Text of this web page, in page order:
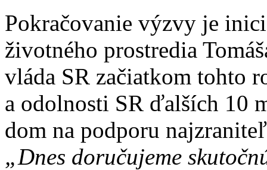
Pokračovanie výzvy je
životného prostredia
vláda SR začiatkom tohto
a odolnosti SR ďalších 10
dom na podporu
„Dnes doručujeme